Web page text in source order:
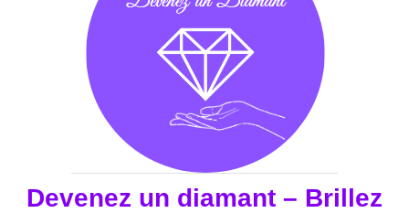
Devenez un diamant – Brillez